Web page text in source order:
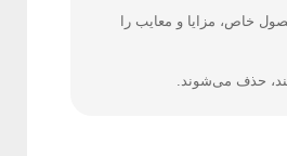
خاص، مزایا و معایب را
حذف می‌شوند.